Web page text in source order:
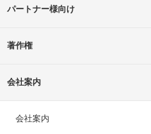
パートナー様向け
著作権
会社案内
会社案内